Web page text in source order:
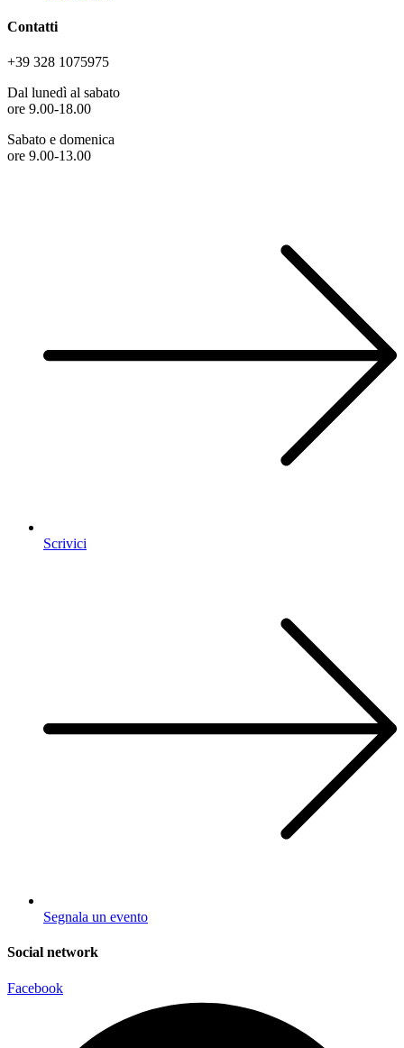
Contatti
+39 328 1075975
Dal lunedì al sabato
ore 9.00-18.00
Sabato e domenica
ore 9.00-13.00
Scrivici
Segnala un evento
Social network
Facebook